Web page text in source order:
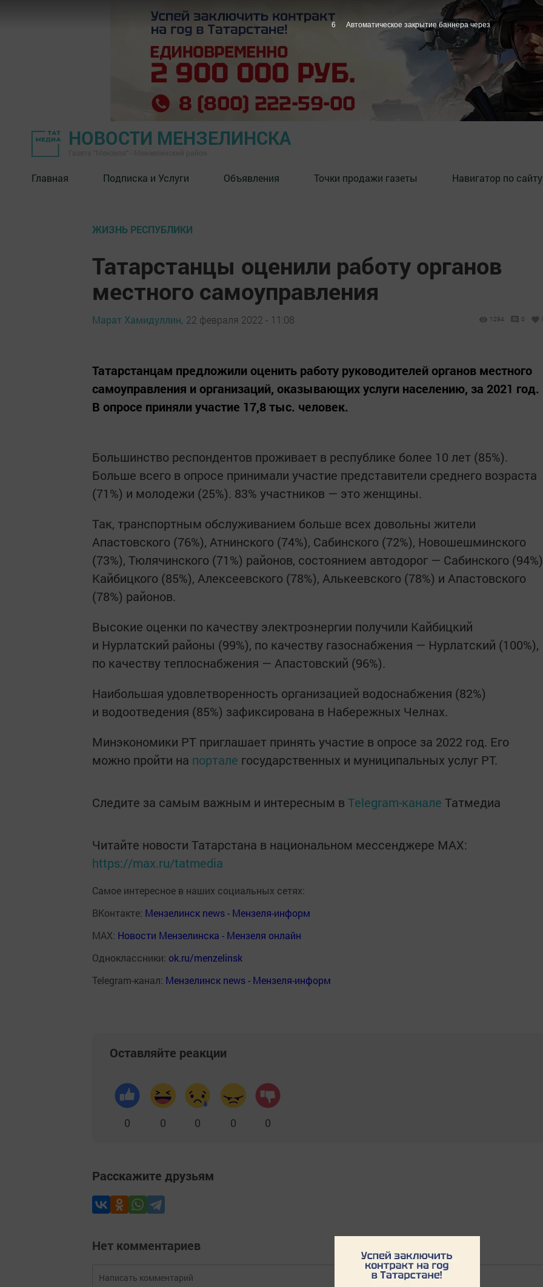
НОВОСТИ МЕНЗЕЛИНСКА
Главная Подписка и Услуги Объявления Точки продажи газеты Навигатор по сайту
ЖИЗНЬ РЕСПУБЛИКИ
Татарстанцы оценили работу органов
местного самоуправления
Марат Хамидуллин, 22 февраля 2022 - 11:08 1294 0
Татарстанцам предложили оценить работу руководителей органов местного
самоуправления и организаций, оказывающих услуги населению, за 2021 год.
В опросе приняли участие 17,8 тыс. человек.
Большинство респондентов проживает в республике более 10 лет (85%).
Больше всего в опросе принимали участие представители среднего возраста
(71%) и молодежи (25%). 83% участников — это женщины.
Так, транспортным обслуживанием больше всех довольны жители
Апастовского (76%), Атнинского (74%), Сабинского (72%), Новошешминского
(73%), Тюлячинского (71%) районов, состоянием автодорог — Сабинского
Кайбицкого (85%), Алексеевского (78%), Алькеевского (78%) и Апастовского
(78%) районов.
Высокие оценки по качеству электроэнергии получили Кайбицкий
и Нурлатский районы (99%), по качеству газоснабжения — Нурлатский (100%),
по качеству теплоснабжения — Апастовский (96%).
Наибольшая удовлетворенность организацией водоснабжения (82%)
и водоотведения (85%) зафиксирована в Набережных Челнах.
Минэкономики РТ приглашает принять участие в опросе за 2022 год. Его
можно пройти на портале государственных и муниципальных услуг РТ.
Следите за самым важным и интересным в Telegram-канале Татмедиа
Читайте новости Татарстана в национальном мессенджере MАХ:
https://max.ru/tatmedia
Самое интересное в наших социальных сетях:
ВКонтакте: Мензелинск news - Мензеля-информ
MAX: Новости Мензелинска - Мензеля онлайн
Одноклассники: ok.ru/menzelinsk
Telegram-канал: Мензелинск news - Мензеля-информ
Оставляйте реакции
0 0 0 0 0
Расскажите друзьям
Нет комментариев
5 Автоматическое закрытие баннера через